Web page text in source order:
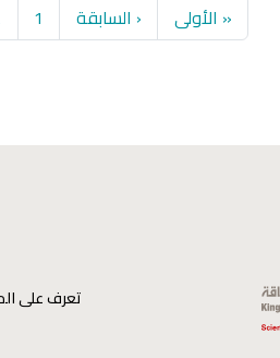
First page
« الأولى Previous page
‹ السابقة 1
تعرف على